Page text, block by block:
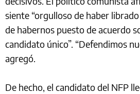
siente “orgulloso de haber
de habernos puesto de acuerdo
candidato único”. “Defendimos
agregó.
De hecho, el candidato del NFP